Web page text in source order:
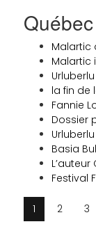
Québec
Malartic
Malartic
la fin de
Fannie
Dossier
Basia
Festival
Posts
1 2 3